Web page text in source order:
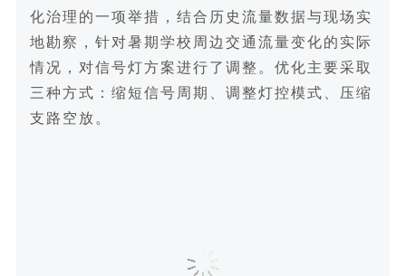
化治理的一项举措，结合历史流量数据与现场实
地勘察，针对暑期学校周边交通流量变化的实际
情况，对信号灯方案进行了调整。优化主要采取
三种方式：缩短信号周期、调整灯控模式、压缩
支路空放。